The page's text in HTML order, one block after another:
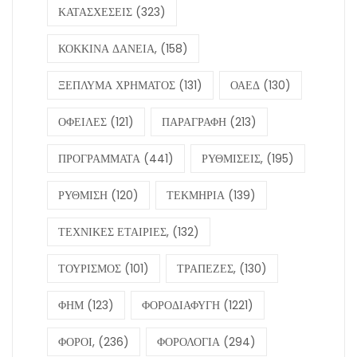
ΚΑΤΑΣΧΕΣΕΙΣ (323)
ΚΟΚΚΙΝΑ ΔΑΝΕΙΑ, (158)
ΞΕΠΛΥΜΑ ΧΡΗΜΑΤΟΣ (131) ΟΑΕΔ (130)
ΟΦΕΙΛΕΣ (121) ΠΑΡΑΓΡΑΦΗ (213)
ΠΡΟΓΡΑΜΜΑΤΑ (441) ΡΥΘΜΙΣΕΙΣ, (195)
ΡΥΘΜΙΣΗ (120) ΤΕΚΜΗΡΙΑ (139)
ΤΕΧΝΙΚΕΣ ΕΤΑΙΡΙΕΣ, (132)
ΤΟΥΡΙΣΜΟΣ (101) ΤΡΑΠΕΖΕΣ, (130)
ΦΗΜ (123) ΦΟΡΟΔΙΑΦΥΓΗ (1221)
ΦΟΡΟΙ, (236) ΦΟΡΟΛΟΓΙΑ (294)